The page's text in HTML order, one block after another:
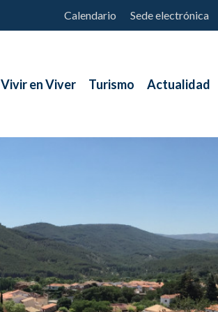
Calendario Sede electrónica
Vivir en Viver Turismo Actualidad